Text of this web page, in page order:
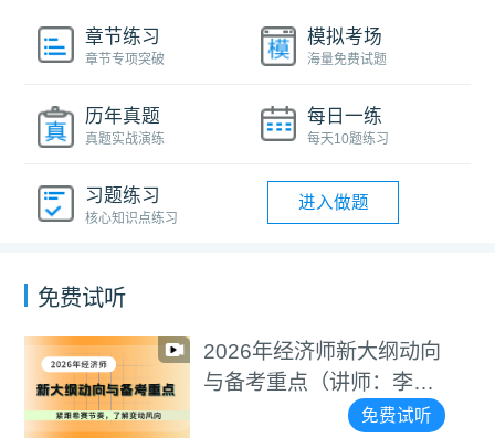
章节练习
章节专项突破
模拟考场
海量免费试题
历年真题
真题实战演练
每日一练
每天10题练习
习题练习
核心知识点练习
进入做题
免费试听
2026年经济师新大纲动向
与备考重点（讲师：李碧
免费试听